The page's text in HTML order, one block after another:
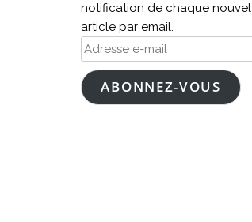
notification de chaque nouvel
article par email.
Adresse
e-
mailABONNEZ-VOUS